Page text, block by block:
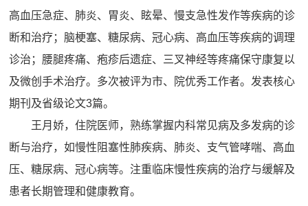
高血压急症、肺炎、胃炎、眩晕、慢支急性发作等疾病的诊
断和治疗；脑梗塞、糖尿病、冠心病、高血压等疾病的调理
诊治；腰腿疼痛、疱疹后遗症、三叉神经等疼痛保守康复以
及微创手术治疗。多次被评为市、院优秀工作者。发表核心
期刊及省级论文3篇。
王月娇，住院医师，熟练掌握内科常见病及多发病的诊
断与治疗，如慢性阻塞性肺疾病、肺炎、支气管哮喘、高血
压、糖尿病、冠心病等。注重临床慢性疾病的治疗与缓解及
患者长期管理和健康教育。